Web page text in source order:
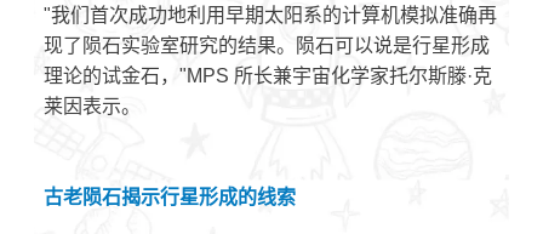
"我们首次成功地利用早期太阳系的计算机模拟准确再
现了陨石实验室研究的结果。陨石可以说是行星形成
理论的试金石，"MPS 所长兼宇宙化学家托尔斯滕·克
莱因表示。
古老陨石揭示行星形成的线索